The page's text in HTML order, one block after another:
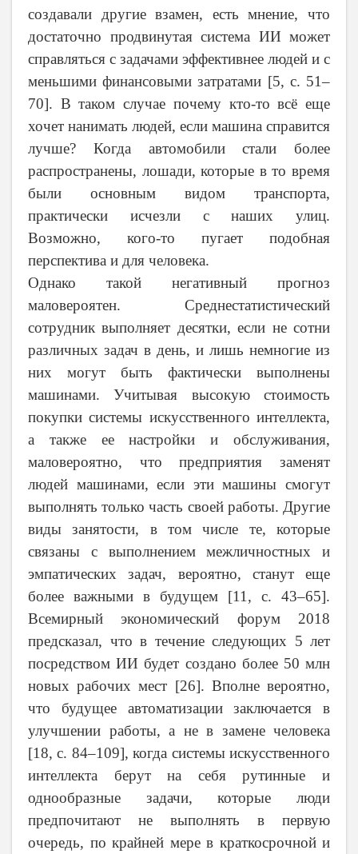
создавали другие взамен, есть мнение, что
достаточно продвинутая система ИИ может
справляться с задачами эффективнее людей и с
меньшими финансовыми затратами [5, c. 51–
70]. В таком случае почему кто-то всё еще
хочет нанимать людей, если машина справится
лучше? Когда автомобили стали более
распространены, лошади, которые в то время
были основным видом транспорта,
практически исчезли с наших улиц.
Возможно, кого-то пугает подобная
перспектива и для человека.
Однако такой негативный прогноз
маловероятен. Среднестатистический
сотрудник выполняет десятки, если не сотни
различных задач в день, и лишь немногие из
них могут быть фактически выполнены
машинами. Учитывая высокую стоимость
покупки системы искусственного интеллекта,
а также ее настройки и обслуживания,
маловероятно, что предприятия заменят
людей машинами, если эти машины смогут
выполнять только часть своей работы. Другие
виды занятости, в том числе те, которые
связаны с выполнением межличностных и
эмпатических задач, вероятно, станут еще
более важными в будущем [11, c. 43–65].
Всемирный экономический форум 2018
предсказал, что в течение следующих 5 лет
посредством ИИ будет создано более 50 млн
новых рабочих мест [26]. Вполне вероятно,
что будущее автоматизации заключается в
улучшении работы, а не в замене человека
[18,c. 84–109], когда системы искусственного
интеллекта берут на себя рутинные и
однообразные задачи, которые люди
предпочитают не выполнять в первую
очередь, по крайней мере в краткосрочной и